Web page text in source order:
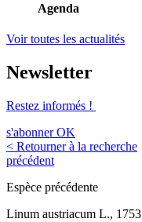
Agenda
Voir toutes les actualités
Newsletter
Restez informés !
s'abonner OK
< Retourner à la recherche
précédent
Espèce précédente
Linum austriacum L., 1753